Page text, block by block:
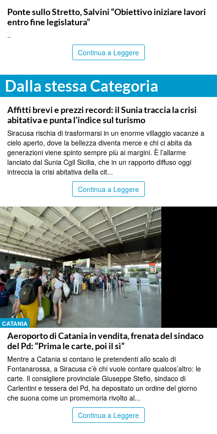
Ponte sullo Stretto, Salvini “Obiettivo iniziare lavori
entro fine legislatura”
..
Continua a Leggere
Dalla stessa Categoria
SIRACUSA
Affitti brevi e prezzi record: il Sunia traccia la crisi
abitativa e punta l’indice sul turismo
Siracusa rischia di trasformarsi in un enorme villaggio vacanze a
cielo aperto, dove la bellezza diventa merce e chi ci abita da
generazioni viene spinto sempre più ai margini. È l’allarme
lanciato dal Sunia Cgil Sicilia, che in un rapporto diffuso oggi
intreccia la crisi abitativa della cit...
Continua a Leggere
CATANIA
Aeroporto di Catania in vendita, frenata del sindaco
del Pd: “Prima le carte, poi il sì”
Mentre a Catania si contano le pretendenti allo scalo di
Fontanarossa, a Siracusa c’è chi vuole contare qualcos’altro: le
carte. Il consigliere provinciale Giuseppe Stefio, sindaco di
Carlentini e tessera del Pd, ha depositato un ordine del giorno
che suona come un promemoria rivolto al...
Continua a Leggere